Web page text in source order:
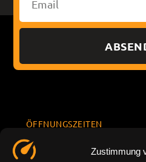
Zustimmung
ÖFFNUNGSZEITEN